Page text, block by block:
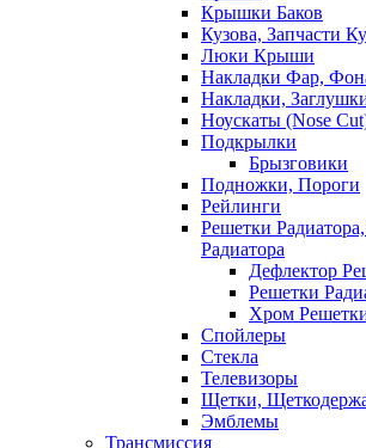
Крышки Баков
Кузова, Запчасти
Люки Крыши
Накладки Фар,
Накладки,
Ноускаты (Nose
Подкрылки
Брызговики
Подножки, Пороги
Рейлинги
Решетки
Радиатора
Дефлектор
Решетки
Хром
Спойлеры
Стекла
Телевизоры
Щетки,
Эмблемы
Трансмиссия